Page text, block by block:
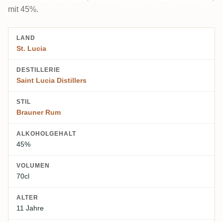
mit 45%.
LAND
St. Lucia
DESTILLERIE
Saint Lucia Distillers
STIL
Brauner Rum
ALKOHOLGEHALT
45%
VOLUMEN
70cl
ALTER
11 Jahre